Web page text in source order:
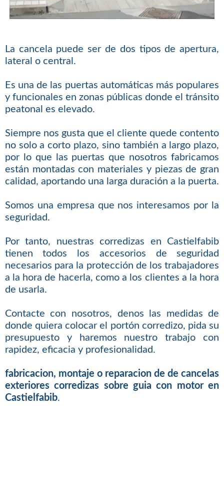
La cancela puede ser de dos tipos de apertura,
lateral o central.
Es una de las puertas automáticas más populares
y funcionales en zonas públicas donde el tránsito
peatonal es elevado.
Siempre nos gusta que el cliente quede contento
no solo a corto plazo, sino también a largo plazo,
por lo que las puertas que nosotros fabricamos
están montadas con materiales y piezas de gran
calidad, aportando una larga duración a la puerta.
Somos una empresa que nos interesamos por la
seguridad.
Por tanto, nuestras corredizas en Castielfabib
tienen todos los accesorios de seguridad
necesarios para la protección de los trabajadores
a la hora de hacerla, como a los clientes a la hora
de usarla.
Contacte con nosotros, denos las medidas de
donde quiera colocar el portón corredizo, pida su
presupuesto y haremos nuestro trabajo con
rapidez, eficacia y profesionalidad.
fabricacion, montaje o reparacion de de cancelas
exteriores corredizas sobre guia con motor en
Castielfabib.